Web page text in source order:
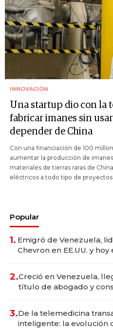
INNOVACIÓN
Una startup dio con la
fabricar imanes sin
depender de China
Con una financiación de 100
aumentar la producción de
materiales de tierras raras de
eléctricos a todo tipo de
Popular
1. Emigró de Venezuela,
Chevron en EE.UU. y
2.Creció en Venezuela,
título de abogado y
3.De la telemedicina
inteligente: la evolución